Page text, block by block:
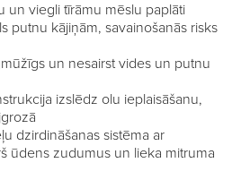
un viegli tīrāmu mēslu paplāti
putnu kājiņām, savainošanās risks
un nesairst vides un putnu
izslēdz olu ieplaisāšanu,
dzirdināšanas sistēma ar
ūdens zudumus un lieka mitruma